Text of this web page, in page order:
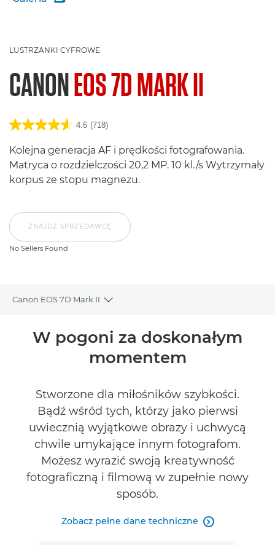
LUSTRZANKI CYFROWE
CANONEOS 7D MARK II
4.6 (718)
Kolejna generacja AF i prędkości fotografowania.
Matryca o rozdzielczości 20,2 MP. 10 kl./s Wytrzymały
korpus ze stopu magnezu.
ZNAJDŹ SPRZEDAWCĘ
No Sellers Found
Canon EOS 7D Mark II
Toggle breadcrumbs
Wprowadzenie
Recenzje
ZNAJDŹ SPRZEDAWCĘ
W pogoni za doskonałym
momentem
Stworzone dla miłośników szybkości.
Bądź wśród tych, którzy jako pierwsi
uwiecznią wyjątkowe obrazy i uchwycą
chwile umykające innym fotografom.
Możesz wyrazić swoją kreatywność
fotograficzną i filmową w zupełnie nowy
sposób.
Zobacz pełne dane techniczne 